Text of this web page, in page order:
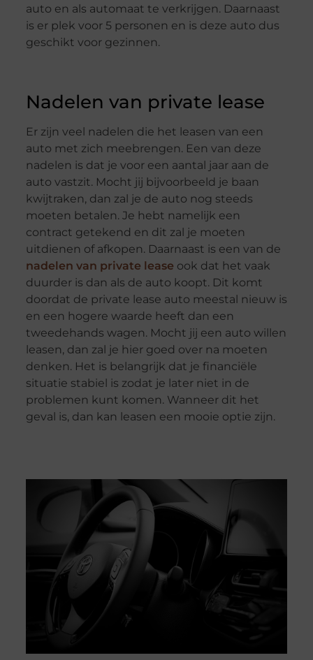
auto en als automaat te verkrijgen. Daarnaast
is er plek voor 5 personen en is deze auto dus
geschikt voor gezinnen.
Nadelen van private lease
Er zijn veel nadelen die het leasen van een
auto met zich meebrengen. Een van deze
nadelen is dat je voor een aantal jaar aan de
auto vastzit. Mocht jij bijvoorbeeld je baan
kwijtraken, dan zal je de auto nog steeds
moeten betalen. Je hebt namelijk een
contract getekend en dit zal je moeten
uitdienen of afkopen. Daarnaast is een van de
nadelen van private lease ook dat het vaak
duurder is dan als de auto koopt. Dit komt
doordat de private lease auto meestal nieuw is
en een hogere waarde heeft dan een
tweedehands wagen. Mocht jij een auto willen
leasen, dan zal je hier goed over na moeten
denken. Het is belangrijk dat je financiële
situatie stabiel is zodat je later niet in de
problemen kunt komen. Wanneer dit het
geval is, dan kan leasen een mooie optie zijn.